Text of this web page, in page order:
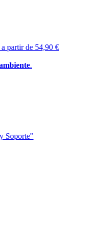
a partir de 54,90 €
.
Soporte"